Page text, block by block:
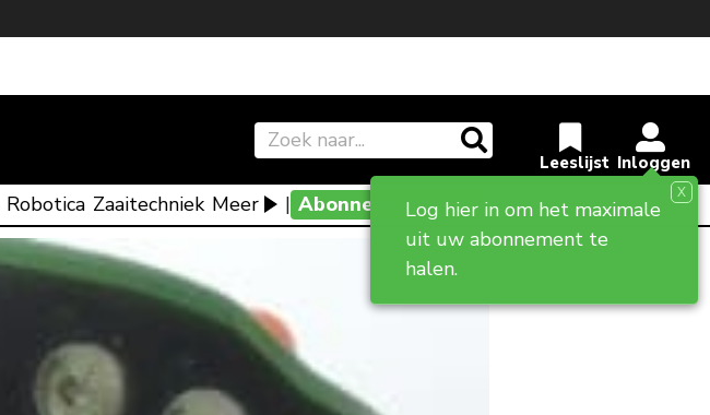
Log hier in om het maximale
uit uw abonnement te
halen.
X
Robotica Zaaitechniek Meer | Abonneevoordeel